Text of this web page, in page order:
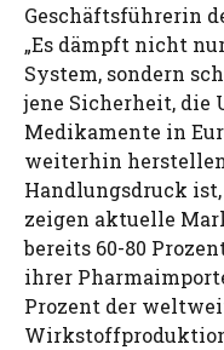
Geschäftsführerin
„Es dämpft nicht
System, sondern
jene Sicherheit, die
Medikamente in
weiterhin
Handlungsdruck ist,
zeigen aktuelle
bereits 60-80
ihrer
Prozent der